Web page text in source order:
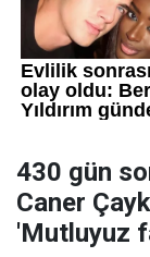
430 gün
Caner
'Mutluyuz